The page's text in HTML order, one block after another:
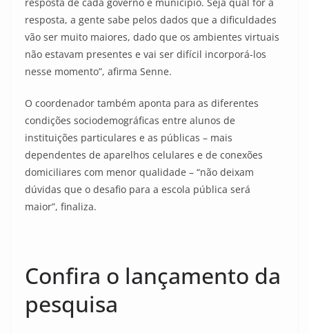
resposta, a gente sabe pelos dados que a dificuldades
vão ser muito maiores, dado que os ambientes virtuais
não estavam presentes e vai ser difícil incorporá-los
nesse momento”, afirma Senne.
O coordenador também aponta para as diferentes
condições sociodemográficas entre alunos de
instituições particulares e as públicas – mais
dependentes de aparelhos celulares e de conexões
domiciliares com menor qualidade – “não deixam
dúvidas que o desafio para a escola pública será
maior”, finaliza.
Confira o lançamento da
pesquisa